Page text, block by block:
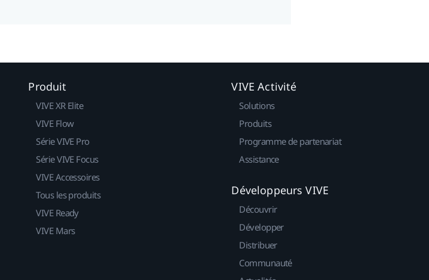
Produit
VIVE XR Elite
VIVE Flow
Série VIVE Pro
Série VIVE Focus
VIVE Accessoires
Tous les produits
VIVE Ready
VIVE Mars
VIVE Activité
Solutions
Produits
Programme de partenariat
Assistance
Développeurs VIVE
Découvrir
Développer
Distribuer
Communauté